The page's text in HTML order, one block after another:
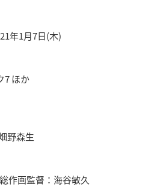
年1月7日(木)
7 ほか
野森生
作画監督：海谷敏久